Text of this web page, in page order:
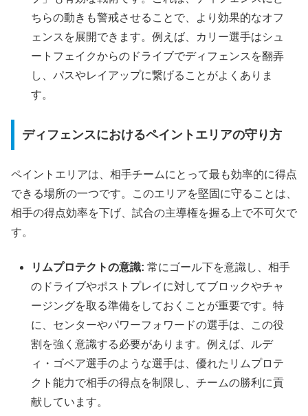
ちらの動きも警戒させることで、より効果的なオフ
ェンスを展開できます。例えば、カリー選手はシュ
ートフェイクからのドライブでディフェンスを翻弄
し、パスやレイアップに繋げることがよくありま
す。
ディフェンスにおけるペイントエリアの守り方
ペイントエリアは、相手チームにとって最も効率的に得点
できる場所の一つです。このエリアを堅固に守ることは、
相手の得点効率を下げ、試合の主導権を握る上で不可欠で
す。
リムプロテクトの意識: 常にゴール下を意識し、相手
のドライブやポストプレイに対してブロックやチャ
ージングを取る準備をしておくことが重要です。特
に、センターやパワーフォワードの選手は、この役
割を強く意識する必要があります。例えば、ルデ
ィ・ゴベア選手のような選手は、優れたリムプロテ
クト能力で相手の得点を制限し、チームの勝利に貢
献しています。